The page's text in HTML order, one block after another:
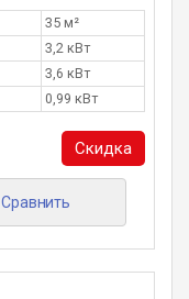
35 м²
3,2 кВт
3,6 кВт
0,99 кВт
Скидка
Сравнить